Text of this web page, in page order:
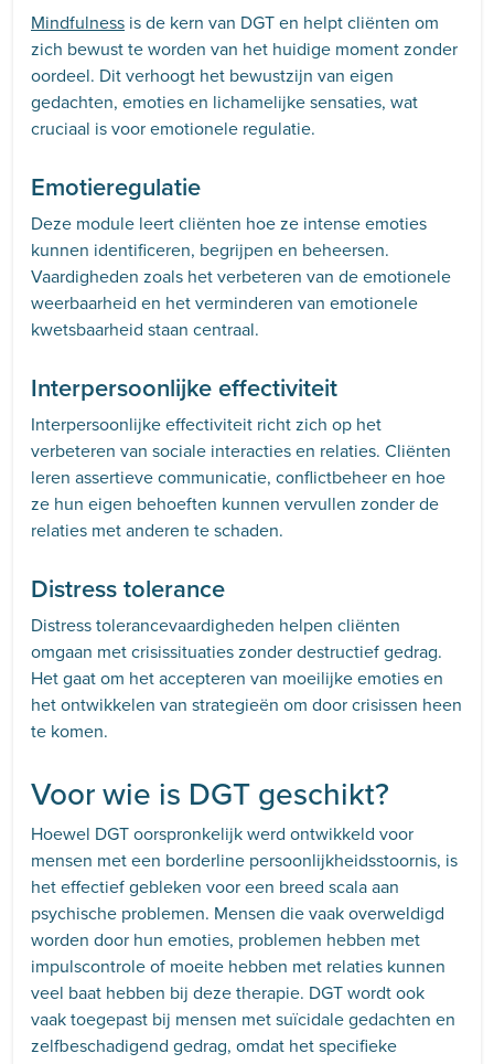
Mindfulness is de kern van DGT en helpt cliënten om
zich bewust te worden van het huidige moment zonder
oordeel. Dit verhoogt het bewustzijn van eigen
gedachten, emoties en lichamelijke sensaties, wat
cruciaal is voor emotionele regulatie.
Emotieregulatie
Deze module leert cliënten hoe ze intense emoties
kunnen identificeren, begrijpen en beheersen.
Vaardigheden zoals het verbeteren van de emotionele
weerbaarheid en het verminderen van emotionele
kwetsbaarheid staan centraal.
Interpersoonlijke effectiviteit
Interpersoonlijke effectiviteit richt zich op het
verbeteren van sociale interacties en relaties. Cliënten
leren assertieve communicatie, conflictbeheer en hoe
ze hun eigen behoeften kunnen vervullen zonder de
relaties met anderen te schaden.
Distress tolerance
Distress tolerancevaardigheden helpen cliënten
omgaan met crisissituaties zonder destructief gedrag.
Het gaat om het accepteren van moeilijke emoties en
het ontwikkelen van strategieën om door crisissen heen
te komen.
Voor wie is DGT geschikt?
Hoewel DGT oorspronkelijk werd ontwikkeld voor
mensen met een borderline persoonlijkheidsstoornis, is
het effectief gebleken voor een breed scala aan
psychische problemen. Mensen die vaak overweldigd
worden door hun emoties, problemen hebben met
impulscontrole of moeite hebben met relaties kunnen
veel baat hebben bij deze therapie. DGT wordt ook
vaak toegepast bij mensen met suïcidale gedachten en
zelfbeschadigend gedrag, omdat het specifieke